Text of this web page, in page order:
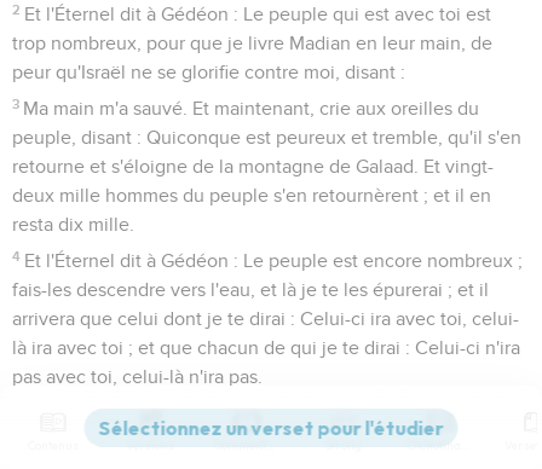
2 Et l'Éternel dit à Gédéon : Le peuple qui est avec toi est
trop nombreux, pour que je livre Madian en leur main, de
peur qu'Israël ne se glorifie contre moi, disant :
3 Ma main m'a sauvé. Et maintenant, crie aux oreilles du
peuple, disant : Quiconque est peureux et tremble, qu'il s'en
retourne et s'éloigne de la montagne de Galaad. Et vingt-
deux mille hommes du peuple s'en retournèrent ; et il en
resta dix mille.
4 Et l'Éternel dit à Gédéon : Le peuple est encore nombreux ;
fais-les descendre vers l'eau, et là je te les épurerai ; et il
arrivera que celui dont je te dirai : Celui-ci ira avec toi, celui-
là ira avec toi ; et que chacun de qui je te dirai : Celui-ci n'ira
pas avec toi, celui-là n'ira pas.
Et il fit descendre le peuple vers l'eau. Et l'Éternel dit à
Gédéon : Quiconque lapera l'eau avec sa langue, comme
Versions Commentaires Strong